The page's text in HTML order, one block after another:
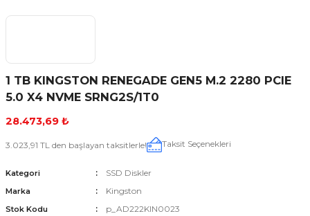
1 TB KINGSTON RENEGADE GEN5 M.2 2280 PCIE
5.0 X4 NVME SRNG2S/1T0
28.473,69 ₺
3.023,91 TL den başlayan taksitlerle! Taksit Seçenekleri
Kategori SSD Diskler
Marka Kingston
Stok Kodu p_AD222KIN0023